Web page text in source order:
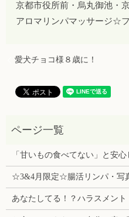
京都市役所前・烏丸御池・
アロマリンパマッサージ☆
愛犬チョコ様８歳に！
「甘いもの食べてない」と安
☆3&4月限定☆腸活リンパ・写
あなたしてる！？ハラスメント